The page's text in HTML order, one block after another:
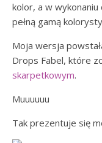
kolor, a w
pełną gamą
Moja wersja
Drops Fabel, które
skarpetkowym.
Muuuuuu
Tak prezentuje się